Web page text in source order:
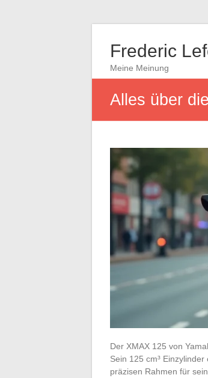
Frederic
Meine Meinung
Alles über
Der XMAX 125 von
Sein 125 cm³
präzisen Rahmen für